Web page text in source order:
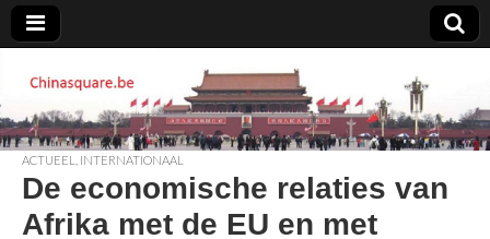
Chinasquare.be
ACTUEEL INTERNATIONAAL
De economische relaties van
Afrika met de EU en met